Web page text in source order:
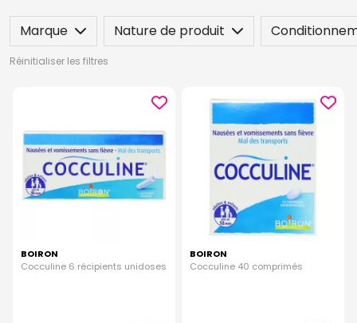
Marque Nature de produit
Réinitialiser les filtres
BOIRON
Cocculine 6 récipients unidoses
BOIRON
Cocculine 40 comprimés